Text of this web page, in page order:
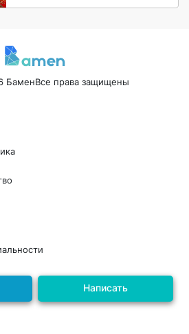
Написать
БаменВсе права защищены